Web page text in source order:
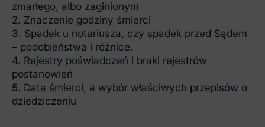
zmarłego, albo zaginionym
2. Znaczenie godziny śmierci
3. Spadek u notariusza, czy spadek przed Sądem
– podobieństwa i różnice.
4. Rejestry poświadczeń i braki rejestrów
postanowień
5. Data śmierci, a wybór właściwych przepisów o
dziedziczeniu